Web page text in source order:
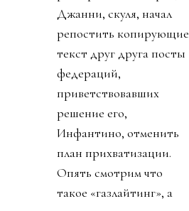
Джанни, скуля, начал
репостить копирующие
текст друг друга посты
федераций,
приветствовавших
решение его,
Инфантино, отменить
план прихватизации.
Опять смотрим что
такое «газлайтинг», а